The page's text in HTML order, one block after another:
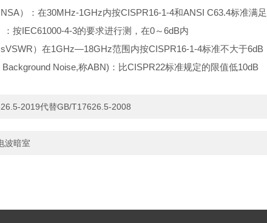
）：在30MHz-1GHz内按CISPR16-1-4和ANSI C63.4标准满
按IEC61000-4-3的要求进行测，在0～6dB内
）在1GHz—18GHz范围内按CISPR16-1-4标准不大于6dB
Noise,称ABN)：比CISPR22标准规定的限值低10dB
2019代替GB/T17626.5-2008
波暗室